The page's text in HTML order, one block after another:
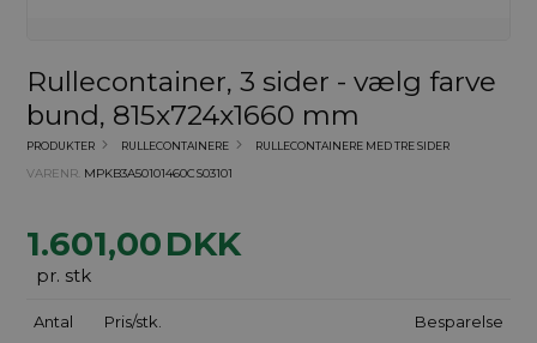
Rullecontainer, 3 sider - vælg farve
bund, 815x724x1660 mm
PRODUKTER RULLECONTAINERE RULLECONTAINERE MED TRE SIDER
VARENR. MPKB3A50101460CS03101
1.601,00DKK
pr. stk
Antal Pris/stk. Besparelse